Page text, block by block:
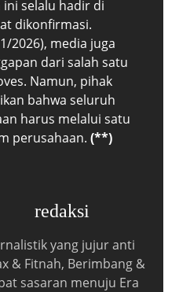
ini selalu hadir di
dikonfirmasi.
2026), media juga
dari salah satu
Namun, pihak
bahwa seluruh
harus melalui satu
perusahaan. (**)
redaksi
yang jujur anti
& Fitnah, Berimbang &
sasaran menuju Era